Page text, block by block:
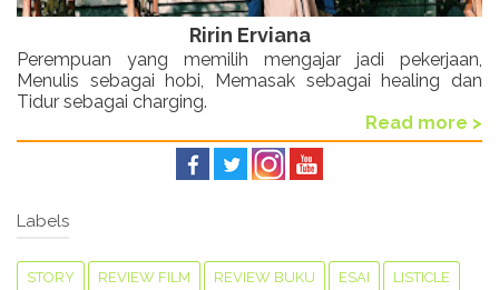
Ririn Erviana
Perempuan yang memilih mengajar jadi pekerjaan,
Menulis sebagai hobi, Memasak sebagai healing dan
Tidur sebagai charging.
Read more >
Labels
STORY REVIEW FILM REVIEW BUKU ESAI LISTICLE